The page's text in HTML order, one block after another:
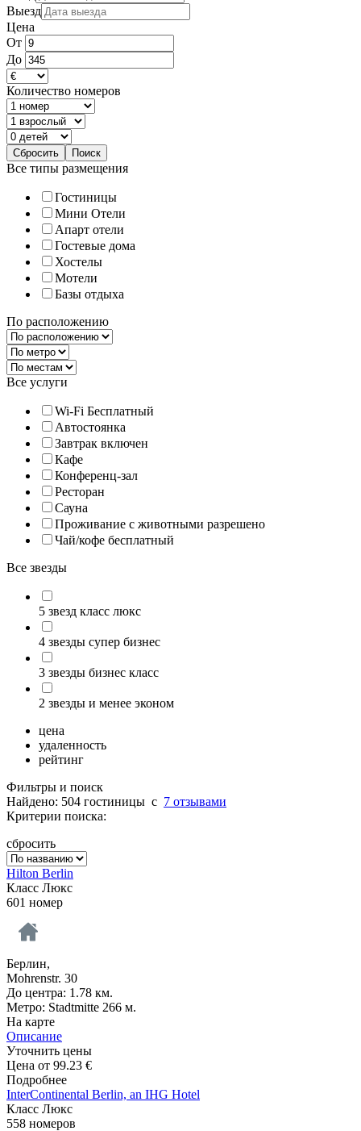
Выезд
Цена
От
До
Количество номеров
Все типы размещения
Гостиницы
Мини Отели
Апарт отели
Гостевые дома
Хостелы
Мотели
Базы отдыха
По расположению
Все услуги
Wi-Fi Бесплатный
Автостоянка
Завтрак включен
Кафе
Конференц-зал
Ресторан
Сауна
Проживание с животными разрешено
Чай/кофе бесплатный
Все звезды
5 звезд класс люкс
4 звезды супер бизнес
3 звезды бизнес класс
2 звезды и менее эконом
цена
удаленность
рейтинг
Фильтры и поиск
Найдено: 504 гостиницы c 7 отзывами
Критерии поиска:
сбросить
Hilton Berlin
Класс Люкс
601 номер
Берлин,
Mohrenstr. 30
До центра: 1.78 км.
Метро: Stadtmitte 266 м.
На карте
Описание
Уточнить цены
Цена от 99.23 €
Подробнее
InterContinental Berlin, an IHG Hotel
Класс Люкс
558 номеров